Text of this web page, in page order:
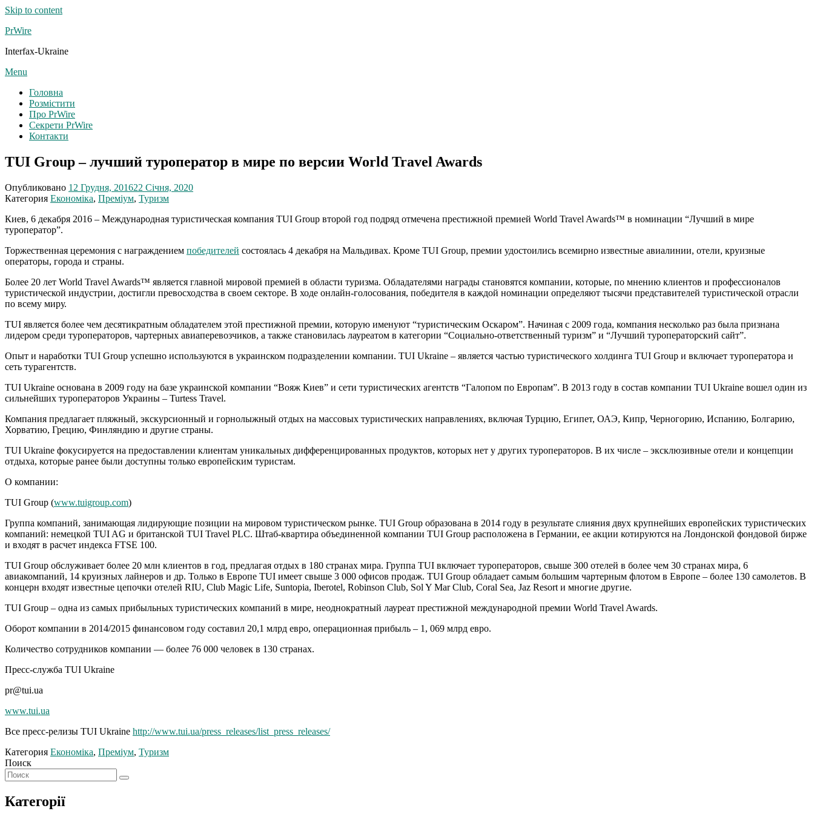
Skip to content
PrWire
Interfax-Ukraine
Menu
Головна
Розмістити
Про PrWire
Секрети PrWire
Контакти
TUI Group – лучший туроператор в мире по версии World Travel Awards
Опубликовано 12 Грудня, 201622 Січня, 2020
Категория Економіка, Преміум, Туризм
Киев, 6 декабря 2016 – Международная туристическая компания TUI Group второй год подряд отмечена престижной премией World Travel Awards™ в номинации “Лучший в мире
туроператор”.
Торжественная церемония с награждением победителей состоялась 4 декабря на Мальдивах. Кроме TUI Group, премии удостоились всемирно известные авиалинии, отели, круизные
операторы, города и страны.
Более 20 лет World Travel Awards™ является главной мировой премией в области туризма. Обладателями награды становятся компании, которые, по мнению клиентов и профессионалов
туристической индустрии, достигли превосходства в своем секторе. В ходе онлайн-голосования, победителя в каждой номинации определяют тысячи представителей туристической отрасли
по всему миру.
TUI является более чем десятикратным обладателем этой престижной премии, которую именуют “туристическим Оскаром”. Начиная с 2009 года, компания несколько раз была признана
лидером среди туроператоров, чартерных авиаперевозчиков, а также становилась лауреатом в категории “Социально-ответственный туризм” и “Лучший туроператорский сайт”.
Опыт и наработки TUI Group успешно используются в украинском подразделении компании. TUI Ukraine – является частью туристического холдинга TUI Group и включает туроператора и
сеть турагентств.
TUI Ukraine основана в 2009 году на базе украинской компании “Вояж Киев” и сети туристических агентств “Галопом по Европам”. В 2013 году в состав компании TUI Ukraine вошел один из
сильнейших туроператоров Украины – Turtess Travel.
Компания предлагает пляжный, экскурсионный и горнолыжный отдых на массовых туристических направлениях, включая Турцию, Египет, ОАЭ, Кипр, Черногорию, Испанию, Болгарию,
Хорватию, Грецию, Финляндию и другие страны.
TUI Ukraine фокусируется на предоставлении клиентам уникальных дифференцированных продуктов, которых нет у других туроператоров. В их числе – эксклюзивные отели и концепции
отдыха, которые ранее были доступны только европейским туристам.
О компании:
TUI Group (www.tuigroup.com)
Группа компаний, занимающая лидирующие позиции на мировом туристическом рынке. TUI Group образована в 2014 году в результате слияния двух крупнейших европейских туристических
компаний: немецкой TUI AG и британской TUI Travel PLC. Штаб-квартира объединенной компании TUI Group расположена в Германии, ее акции котируются на Лондонской фондовой бирже
и входят в расчет индекса FTSE 100.
TUI Group обслуживает более 20 млн клиентов в год, предлагая отдых в 180 странах мира. Группа TUI включает туроператоров, свыше 300 отелей в более чем 30 странах мира, 6
авиакомпаний, 14 круизных лайнеров и др. Только в Европе TUI имеет свыше 3 000 офисов продаж. TUI Group обладает самым большим чартерным флотом в Европе – более 130 самолетов. В
концерн входят известные цепочки отелей RIU, Club Magic Life, Suntopia, Iberotel, Robinson Club, Sol Y Mar Club, Coral Sea, Jaz Resort и многие другие.
TUI Group – одна из самых прибыльных туристических компаний в мире, неоднократный лауреат престижной международной премии World Travel Awards.
Оборот компании в 2014/2015 финансовом году составил 20,1 млрд евро, операционная прибыль – 1, 069 млрд евро.
Количество сотрудников компании — более 76 000 человек в 130 странах.
Пресс-служба TUI Ukraine
pr@tui.ua
www.tui.ua
Все пресс-релизы TUI Ukraine http://www.tui.ua/press_releases/list_press_releases/
Категория Економіка, Преміум, Туризм
Поиск
Категорії